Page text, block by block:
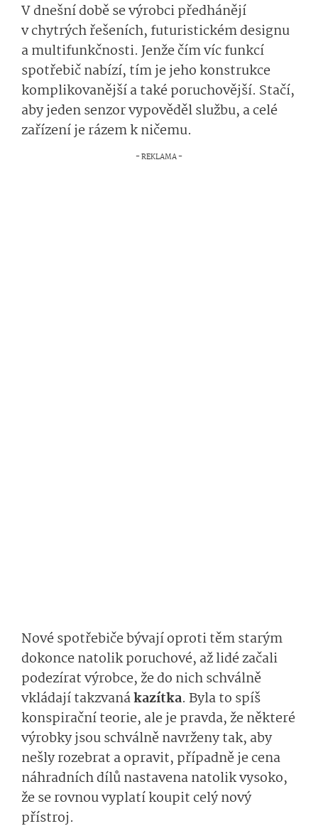
V dnešní době se výrobci předhánějí
v chytrých řešeních, futuristickém designu
a multifunkčnosti. Jenže čím víc funkcí
spotřebič nabízí, tím je jeho konstrukce
komplikovanější a také poruchovější. Stačí,
aby jeden senzor vypověděl službu, a celé
zařízení je rázem k ničemu.
Nové spotřebiče bývají oproti těm starým
dokonce natolik poruchové, až lidé začali
podezírat výrobce, že do nich schválně
vkládají takzvanákazítka. Byla to spíš
konspirační teorie, ale je pravda, že některé
výrobky jsou schválně navrženy tak, aby
nešly rozebrat a opravit, případně je cena
náhradních dílů nastavena natolik vysoko,
že se rovnou vyplatí koupit celý nový
přístroj.